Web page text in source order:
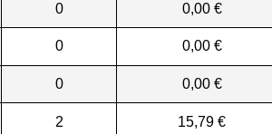
0 0,00 €
0 0,00 €
0 0,00 €
2 15,79 €